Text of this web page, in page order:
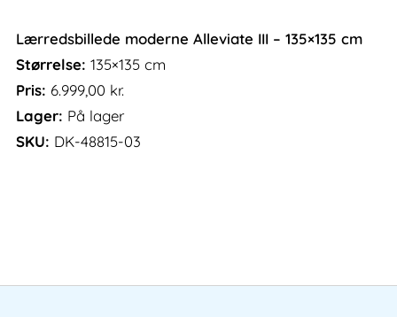
Lærredsbillede moderne Alleviate III – 135×135 cm
Størrelse: 135×135 cm
Pris: 6.999,00 kr.
Lager: På lager
SKU: DK-48815-03